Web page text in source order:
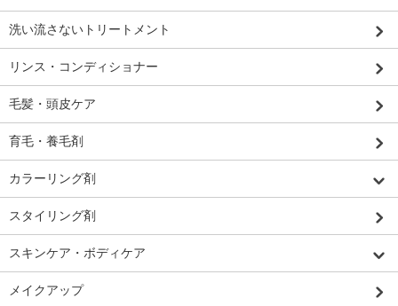
洗い流さないトリートメント
リンス・コンディショナー
毛髪・頭皮ケア
育毛・養毛剤
カラーリング剤
スタイリング剤
スキンケア・ボディケア
メイクアップ